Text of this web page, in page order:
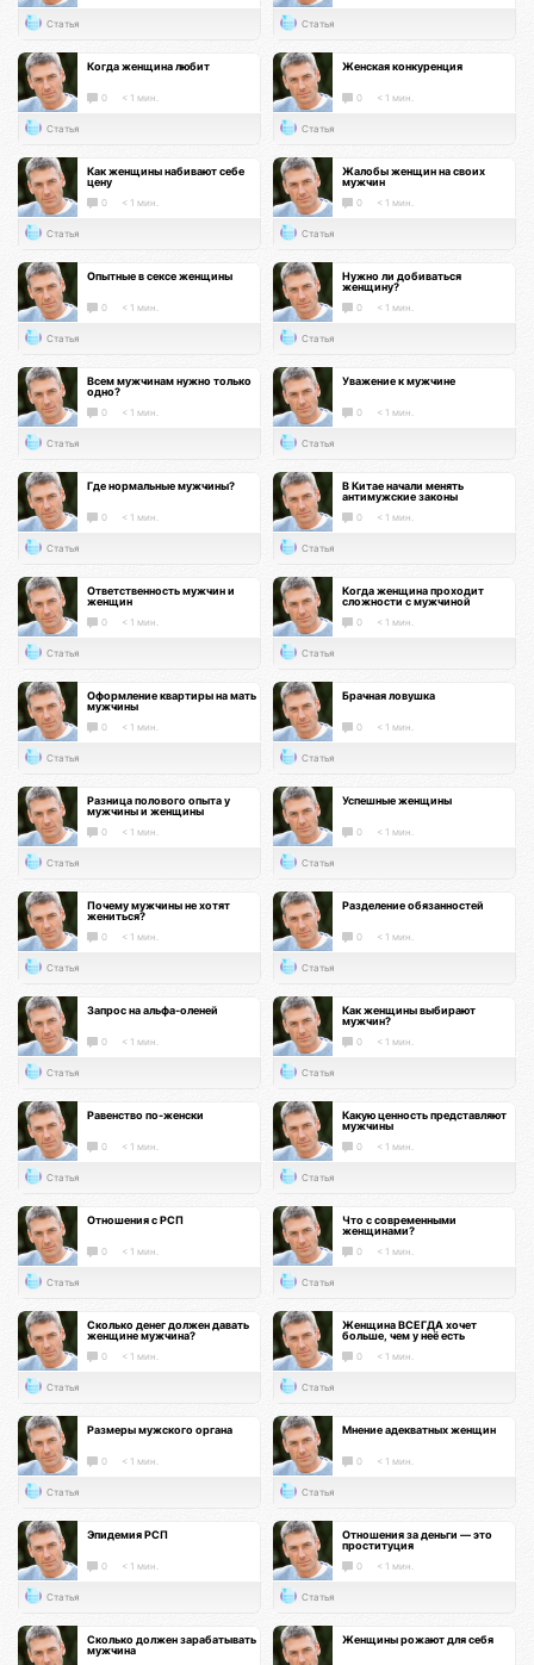
Статья Статья
Когда женщина любит
0 < 1 мин.
Статья
Женская конкуренция
0 < 1 мин.
Статья
Как женщины набивают себе
цену
0 < 1 мин.
Статья
Жалобы женщин на своих
мужчин
0 < 1 мин.
Статья
Опытные в сексе женщины
0 < 1 мин.
Статья
Нужно ли добиваться
женщину?
0 < 1 мин.
Статья
Всем мужчинам нужно только
одно?
0 < 1 мин.
Статья
Уважение к мужчине
0 < 1 мин.
Статья
Где нормальные мужчины?
0 < 1 мин.
Статья
В Китае начали менять
антимужские законы
0 < 1 мин.
Статья
Ответственность мужчин и
женщин
0 < 1 мин.
Статья
Когда женщина проходит
сложности с мужчиной
0 < 1 мин.
Статья
Оформление квартиры на мать
мужчины
0 < 1 мин.
Статья
Брачная ловушка
0 < 1 мин.
Статья
Разница полового опыта у
мужчины и женщины
0 < 1 мин.
Статья
Успешные женщины
0 < 1 мин.
Статья
Почему мужчины не хотят
жениться?
0 < 1 мин.
Статья
Разделение обязанностей
0 < 1 мин.
Статья
Запрос на альфа-оленей
0 < 1 мин.
Статья
Как женщины выбирают
мужчин?
0 < 1 мин.
Статья
Равенство по-женски
0 < 1 мин.
Статья
Какую ценность представляют
мужчины
0 < 1 мин.
Статья
Отношения с РСП
0 < 1 мин.
Статья
Что с современными
женщинами?
0 < 1 мин.
Статья
Сколько денег должен давать
женщине мужчина?
0 < 1 мин.
Статья
Женщина ВСЕГДА хочет
больше, чем у неё есть
0 < 1 мин.
Статья
Размеры мужского органа
0 < 1 мин.
Статья
Мнение адекватных женщин
0 < 1 мин.
Статья
Эпидемия РСП
0 < 1 мин.
Статья
Отношения за деньги — это
проституция
0 < 1 мин.
Статья
Сколько должен зарабатывать
мужчина
Женщины рожают для себя